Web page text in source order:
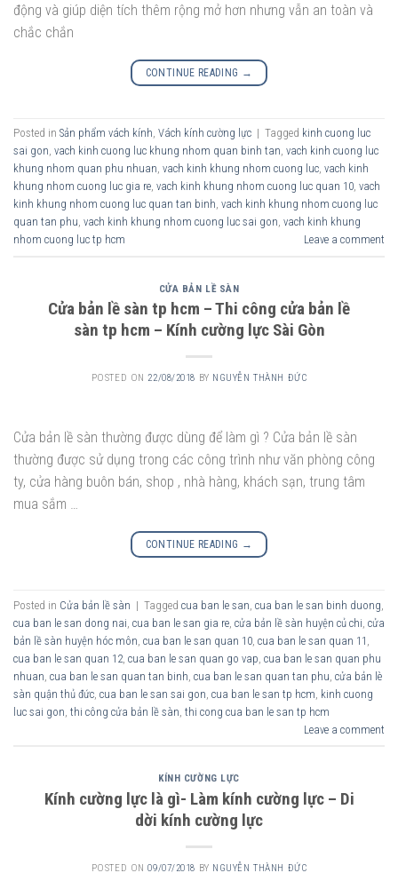
động và giúp diện tích thêm rộng mở hơn nhưng vẫn an toàn và
chắc chắn
CONTINUE READING →
Posted in Sản phẩm vách kính Vách kính cường lực | Tagged kinh cuong luc
sai gon vach kinh cuong luc khung nhom quan binh tan vach kinh cuong luc
khung nhom quan phu nhuan vach kinh khung nhom cuong luc vach kinh
khung nhom cuong luc gia re vach kinh khung nhom cuong luc quan 10 vach
kinh khung nhom cuong luc quan tan binh vach kinh khung nhom cuong luc
quan tan phu vach kinh khung nhom cuong luc sai gon vach kinh khung
nhom cuong luc tp hcm
Leave a comment
CỬA BẢN LỀ SÀN
Cửa bản lề sàn tp hcm – Thi công cửa bản lề
sàn tp hcm – Kính cường lực Sài Gòn
POSTED ON 22/08/2018 BY NGUYỄN THÀNH ĐỨC
Cửa bản lề sàn thường được dùng để làm gì ? Cửa bản lề sàn
thường được sử dụng trong các công trình như văn phòng công
ty, cửa hàng buôn bán, shop , nhà hàng, khách sạn, trung tâm
mua sắm …
CONTINUE READING →
Posted in Cửa bản lề sàn | Tagged cua ban le san cua ban le san binh duong
cua ban le san dong nai cua ban le san gia re cửa bản lề sàn huyện củ chi cửa
bản lề sàn huyện hóc môn cua ban le san quan 10 cua ban le san quan 11
cua ban le san quan 12 cua ban le san quan go vap cua ban le san quan phu
nhuan cua ban le san quan tan binh cua ban le san quan tan phu cửa bản lè
sàn quận thủ đức cua ban le san sai gon cua ban le san tp hcm kinh cuong
luc sai gon thi công cửa bản lề sàn thi cong cua ban le san tp hcm
Leave a comment
KÍNH CƯỜNG LỰC
Kính cường lực là gì- Làm kính cường lực – Di
dời kính cường lực
POSTED ON09/07/2018 BY NGUYỄN THÀNH ĐỨC